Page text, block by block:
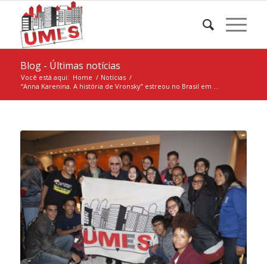
Blog - Últimas notícias
Você está aqui: Home / Notícias /
“Anna Karenina. A história de Vronsky” estreou no Brasil em ...